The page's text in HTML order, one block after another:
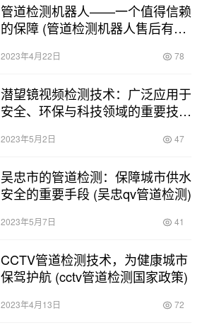
管道检测机器人——一个值得信赖
的保障 (管道检测机器人售后有保
2023年4月22日 78
潜望镜视频检测技术：广泛应用于
安全、环保与科技领域的重要技术
2023年5月2日 47
吴忠市的管道检测：保障城市供水
安全的重要手段 (吴忠qv管道检测)
2023年5月7日 41
CCTV管道检测技术，为健康城市
保驾护航 (cctv管道检测国家政策)
2023年4月13日 72